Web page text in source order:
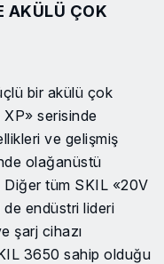
AKÜLÜ ÇOK
bir akülü çok
serisinde
ve gelişmiş
olağanüstü
Diğer tüm SKIL «20V
endüstri lideri
şarj cihazı
3650 sahip olduğu